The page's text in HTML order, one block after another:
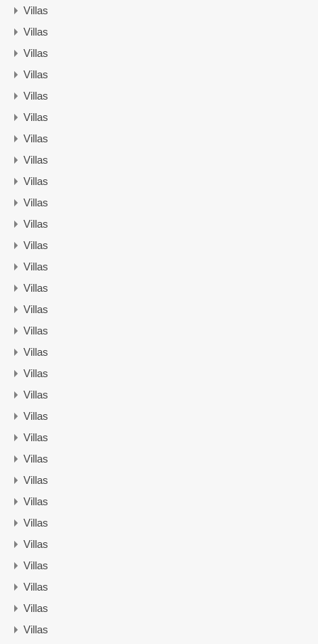
Villas
Villas
Villas
Villas
Villas
Villas
Villas
Villas
Villas
Villas
Villas
Villas
Villas
Villas
Villas
Villas
Villas
Villas
Villas
Villas
Villas
Villas
Villas
Villas
Villas
Villas
Villas
Villas
Villas
Villas